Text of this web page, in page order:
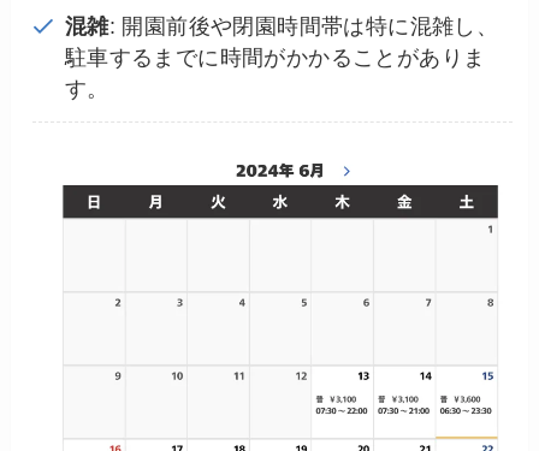
混雑: 開園前後や閉園時間帯は特に混雑し、
駐車するまでに時間がかかることがありま
す。